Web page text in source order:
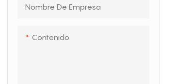
Nombre De Empresa
Contenido